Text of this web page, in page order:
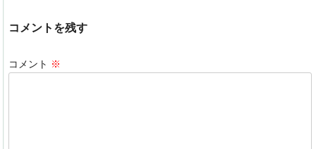
コメントを残す
コメント ※